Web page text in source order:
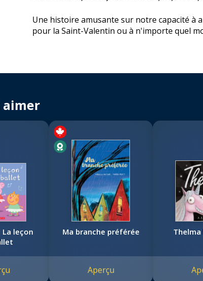
Une histoire amusante sur notre capacité à
pour la Saint-Valentin ou à n'importe quel
aimer
La leçon
Ma branche préférée
Aperçu